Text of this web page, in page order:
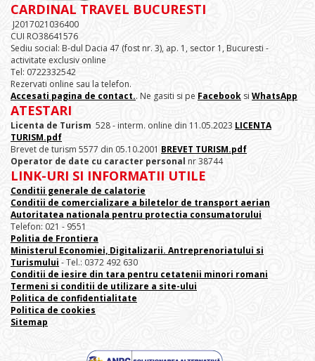
CARDINAL TRAVEL BUCURESTI
J2017021036400
CUI RO38641576
Sediu social: B-dul Dacia 47 (fost nr. 3), ap. 1, sector 1, Bucuresti -
activitate exclusiv online
Tel: 0722332542
Rezervati online sau la telefon.
Accesati pagina de contact.. Ne gasiti si pe Facebook si WhatsApp
ATESTARI
Licenta de Turism 528 - interm. online din 11.05.2023 LICENTA
TURISM.pdf
Brevet de turism 5577 din 05.10.2001 BREVET TURISM.pdf
Operator de date cu caracter personal nr 38744
LINK-URI SI INFORMATII UTILE
Conditii generale de calatorie
Conditii de comercializare a biletelor de transport aerian
Autoritatea nationala pentru protectia consumatorului
Telefon: 021 - 9551
Politia de Frontiera
Ministerul Economiei, Digitalizarii. Antreprenoriatului si
Turismului - Tel.: 0372 492 630
Conditii de iesire din tara pentru cetatenii minori romani
Termeni si conditii de utilizare a site-ului
Politica de confidentialitate
Politica de cookies
Sitemap